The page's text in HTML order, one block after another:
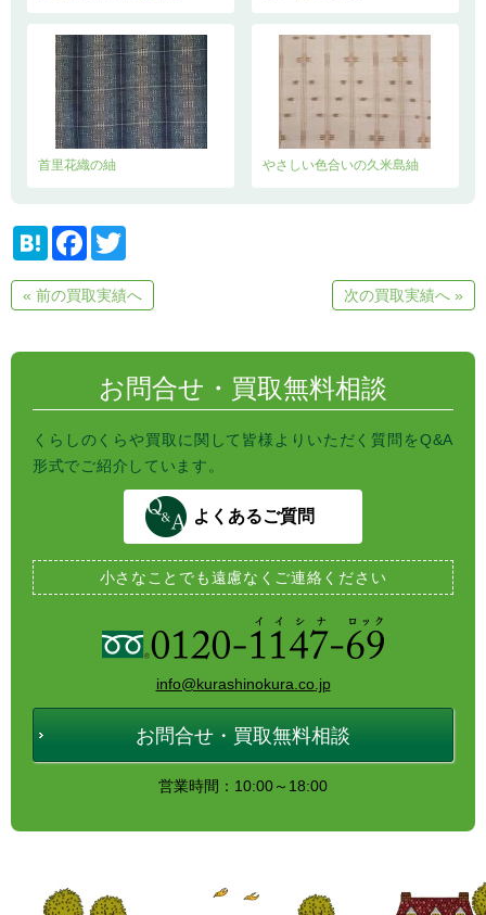
首里花織の紬 やさしい色合いの久米島紬
H
e
n
F
e
b
k
t
t
« 前の買取実績へ 次の買取実績へ »
お問合せ・買取無料相談
くらしのくらや買取に関して皆様よりいただく質問をQ&A
形式でご紹介しています。
よくあるご質問
小さなことでも遠慮なくご連絡ください
info@kurashinokura.co.jp
お問合せ・買取無料相談
営業時間：10:00～18:00